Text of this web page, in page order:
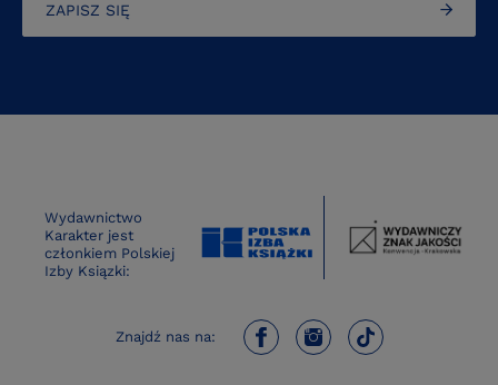
ZAPISZ SIĘ
Wydawnictwo
Karakter jest
członkiem Polskiej
Izby Ksiązki:
Znajdź nas na: